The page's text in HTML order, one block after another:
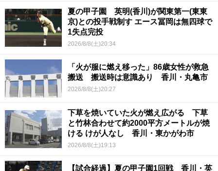
夏の甲子園 英明(香川)が関東第一(東東
京)との投手戦制す エース冨岡は無四球で
1失点完投
2026/8/8(土)20:34
「火が服に燃え移った」86歳女性が救急
搬送 搬送時は意識あり 香川・丸亀市
2026/8/8(土)20:27
下草を焼いていた火が燃え広がる 下草
と竹林合わせて約2000平方メートルが焼
ける けが人なし 香川・東かがわ市
2026/8/8(土)19:13
【試合経過】夏の甲子園1回戦 香川・英